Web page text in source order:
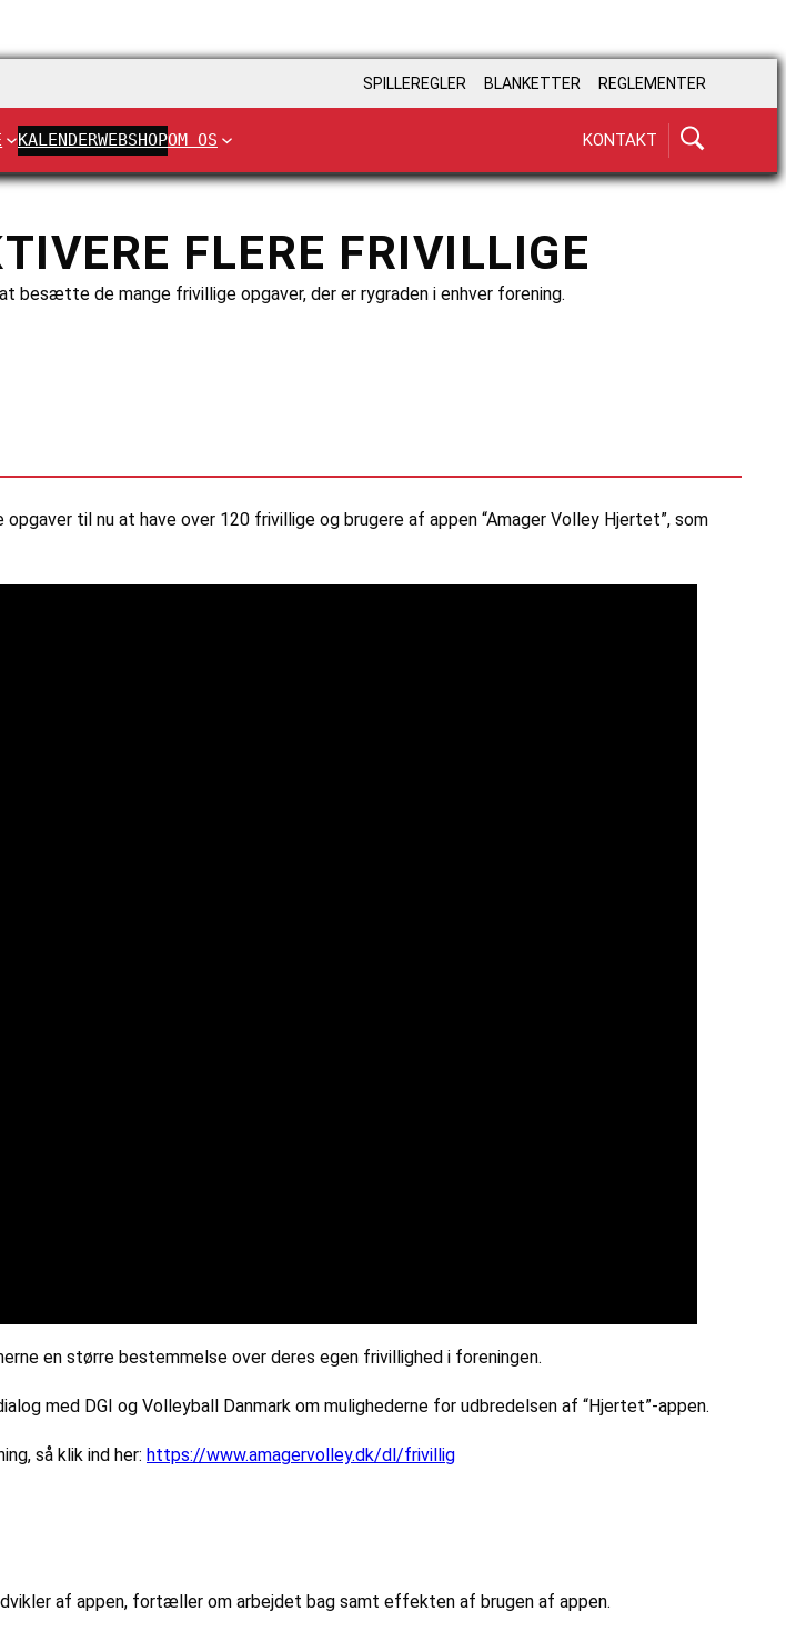
SPILLEREGLER BLANKETTER REGLEMENTER
KALENDERWEBSHOPOM OS KONTAKT
FLERE FRIVILLIGE
besætte de mange frivillige opgaver, der er rygraden i enhver forening.
til nu at have over 120 frivillige og brugere af appen “Amager Volley Hjertet”, som
en større bestemmelse over deres egen frivillighed i foreningen.
med DGI og Volleyball Danmark om mulighederne for udbredelsen af “Hjertet”-appen.
så klik ind her: https://www.amagervolley.dk/dl/frivillig
af appen, fortæller om arbejdet bag samt effekten af brugen af appen.